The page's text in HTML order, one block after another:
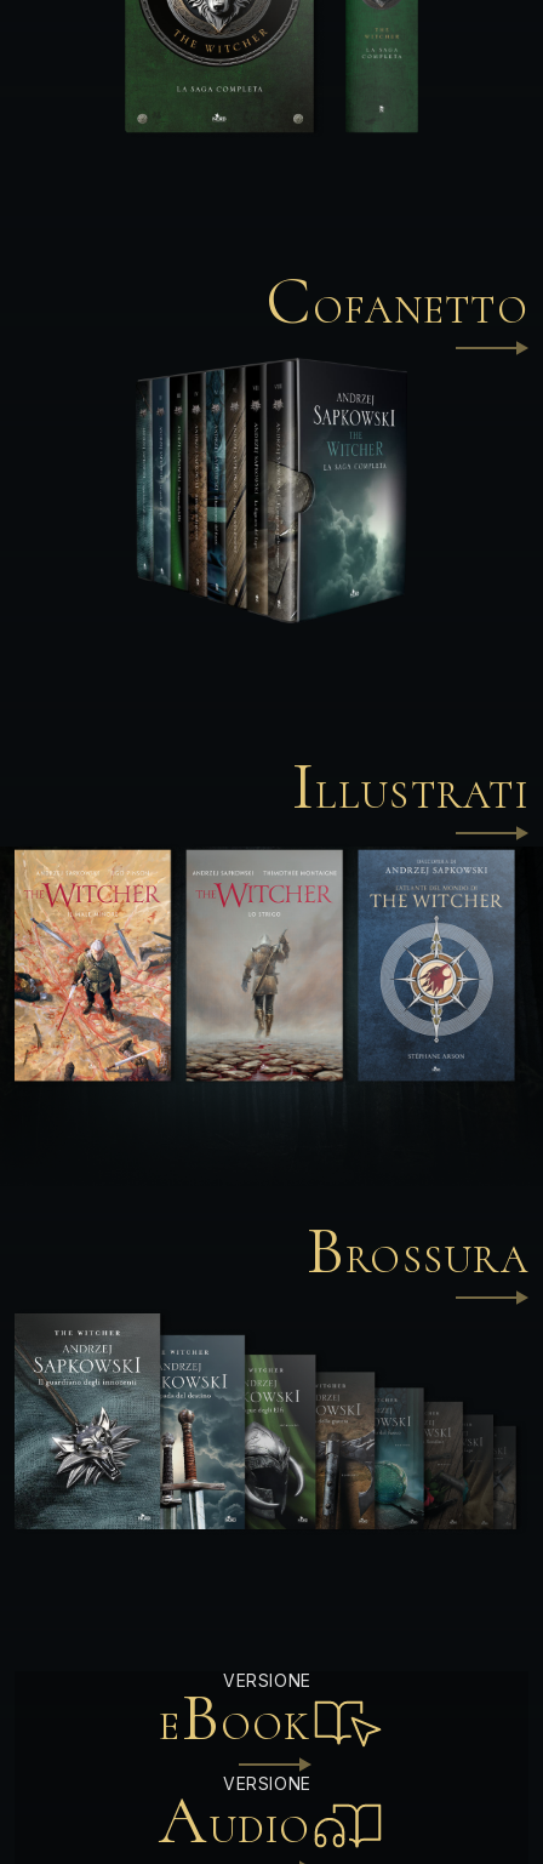
COFANETTO
ILLUSTRATI
BROSSURA
EBOOK
AUDIO